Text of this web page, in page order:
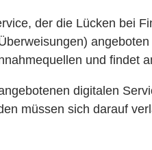
der die Lücken bei
und findet
digitalen
müssen sich darauf